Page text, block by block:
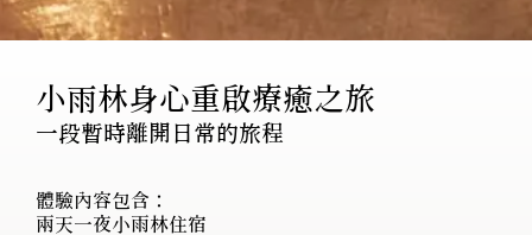
小雨林身心重啟療癒之旅
一段暫時離開日常的旅程
體驗內容包含：
兩天一夜小雨林住宿